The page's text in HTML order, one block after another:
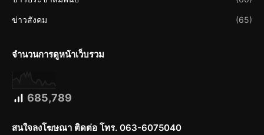
ข่าวสังคม (65)
จำนวนการดูหน้าเว็บรวม
685,789
สนใจลงโฆษณา ติดต่อ โทร. 063-6075040